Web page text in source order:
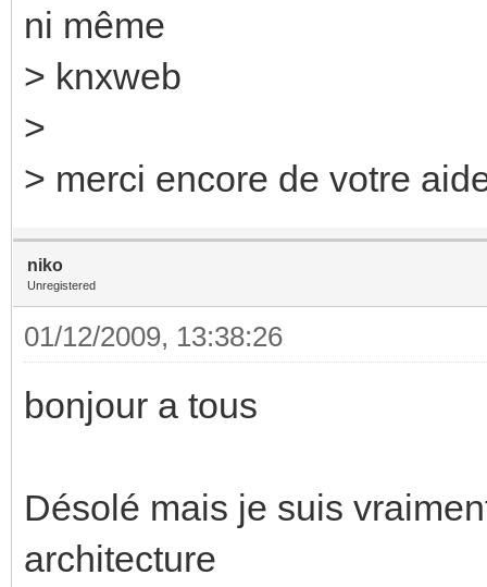
ni même
> knxweb
>
> merci encore de votre
niko
Unregistered
01/12/2009, 13:38:26
bonjour a tous
Désolé mais je suis
architecture